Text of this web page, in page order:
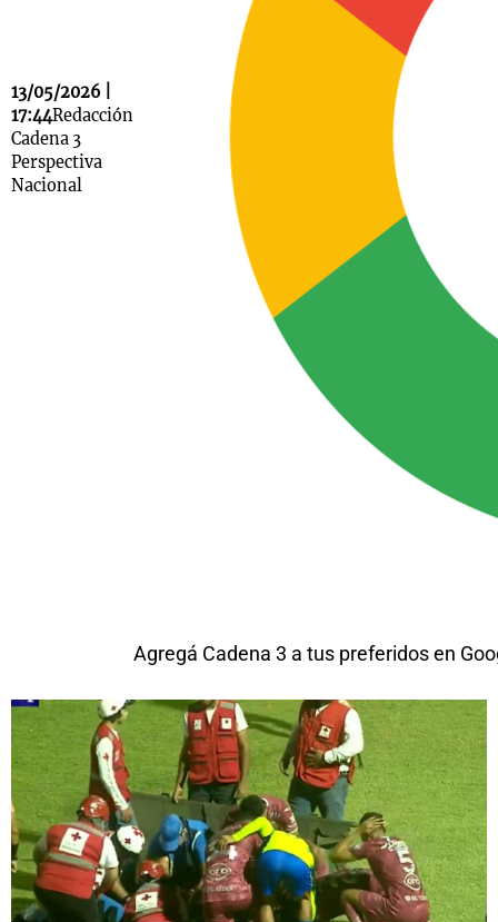
13/05/2026 |
17:44Redacción
Cadena 3
Perspectiva
Nacional
Agregá Cadena 3 a tus preferidos en